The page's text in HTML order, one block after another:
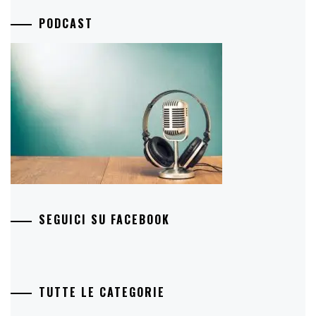
PODCAST
SEGUICI SU FACEBOOK
TUTTE LE CATEGORIE